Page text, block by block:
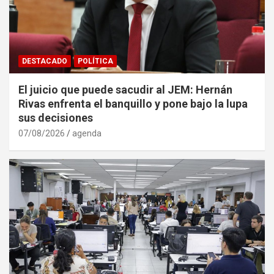
DESTACADO POLÍTICA
El juicio que puede sacudir al JEM: Hernán
Rivas enfrenta el banquillo y pone bajo la lupa
sus decisiones
07/08/2026 agenda